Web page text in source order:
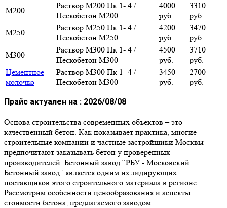
М200
Раствор М200 Пк 1- 4 /
Пескобетон М200
4000
руб.
3310
руб.
М250
Раствор М250 Пк 1- 4 /
Пескобетон М250
4200
руб.
3470
руб.
М300
Раствор М300 Пк 1- 4 /
Пескобетон М300
4500
руб.
3710
руб.
Цементное
молочко
Раствор М300 Пк 1- 4 /
Пескобетон М300
3450
руб.
2700
руб.
Прайс актуален на : 2026/08/08
Основа строительства современных объектов – это
качественный бетон. Как показывает практика, многие
строительные компании и частные застройщики Москвы
предпочитают заказывать бетон у проверенных
производителей. Бетонный завод “РБУ - Московский
Бетонный завод” является одним из лидирующих
поставщиков этого строительного материала в регионе.
Рассмотрим особенности ценообразования и аспекты
стоимости бетона, предлагаемого заводом.